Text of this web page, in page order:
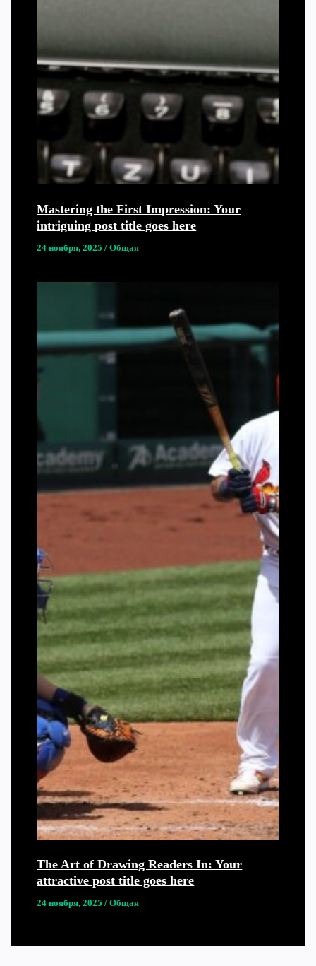
Mastering the First Impression: Your
intriguing post title goes here
24 ноября, 2025/Общая
The Art of Drawing Readers In: Your
attractive post title goes here
24 ноября, 2025/Общая